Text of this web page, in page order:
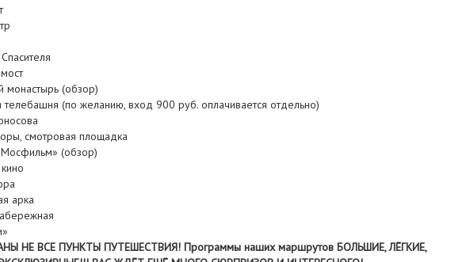
монастырь (обзор)
телебашня (по желанию, вход 900 руб. оплачивается отдельно)
смотровая площадка
(обзор)
арка
НЕ ВСЕ ПУНКТЫ ПУТЕШЕСТВИЯ! Программы наших маршрутов БОЛЬШИЕ, ЛЁГКИЕ,